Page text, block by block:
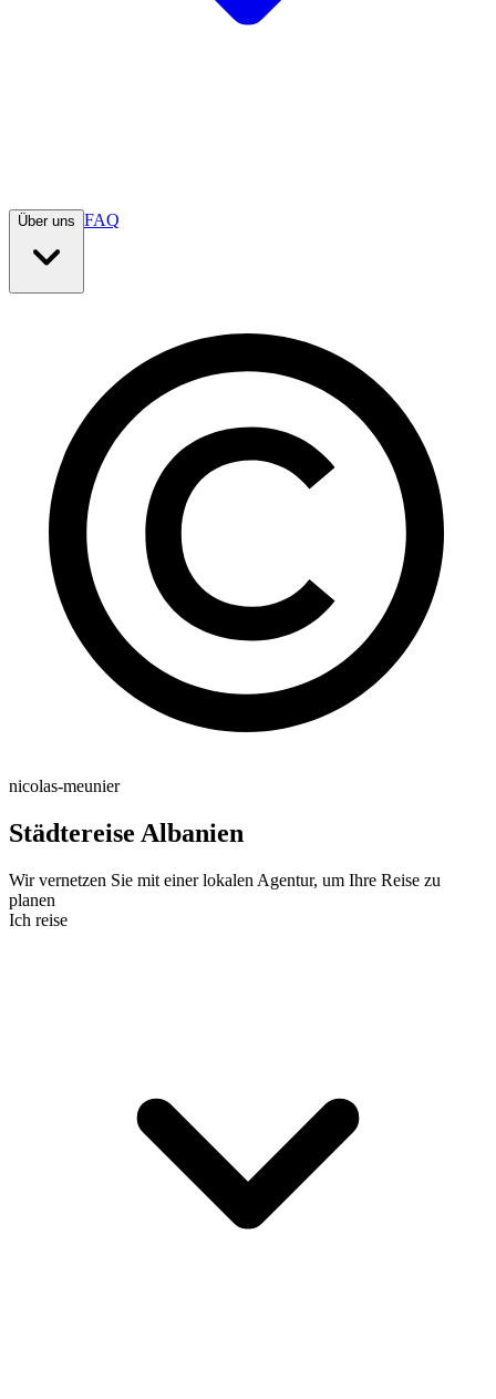
Über uns FAQ
nicolas-meunier
Städtereise Albanien
Wir vernetzen Sie mit einer lokalen Agentur, um Ihre Reise zu
planen
Ich reise